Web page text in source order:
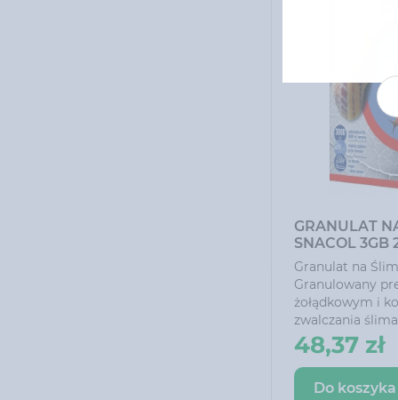
GRANULAT
SNACOL 3GB
Granulat na
Granulowany
żołądkowym i
zwalczania
uprawach
ozdobnych.
dodatków
skutecznie je
48,37 zł
Do koszyka